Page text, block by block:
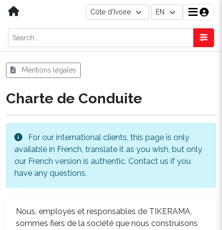
Mentions légales
Charte de Conduite
For our international clients, this page is only
available in French, translate it as you wish, but only
our French version is authentic. Contact us if you
have any questions.
Nous, employés et responsables de TIKERAMA,
sommes fiers de la société que nous construisons